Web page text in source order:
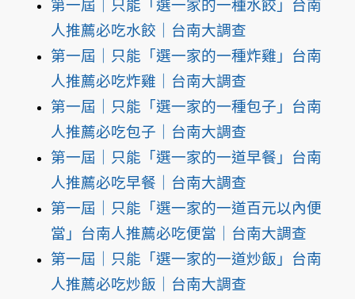
第一屆｜只能「選一家的一種水餃」台南
人推薦必吃水餃｜台南大調查
第一屆｜只能「選一家的一種炸雞」台南
人推薦必吃炸雞｜台南大調查
第一屆｜只能「選一家的一種包子」台南
人推薦必吃包子｜台南大調查
第一屆｜只能「選一家的一道早餐」台南
人推薦必吃早餐｜台南大調查
第一屆｜只能「選一家的一道百元以內便
當」台南人推薦必吃便當｜台南大調查
第一屆｜只能「選一家的一道炒飯」台南
人推薦必吃炒飯｜台南大調查